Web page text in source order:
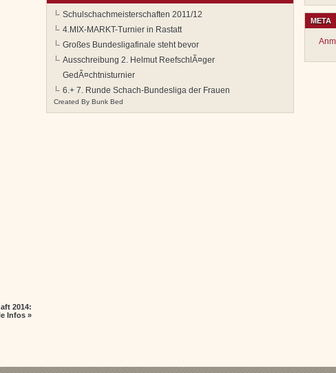
2014:
Infos»
Schulschachmeisterschaften 2011/12
4.MIX-MARKT-Turnier in Rastatt
Großes Bundesligafinale steht bevor
Ausschreibung 2. Helmut ReefschlÃ¤ger
GedÃ¤chtnisturnier
6.+ 7. Runde Schach-Bundesliga der Frauen
Created By Bunk Bed
META